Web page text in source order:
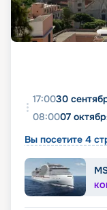
17:0030
08:0007
Вы посетите 4